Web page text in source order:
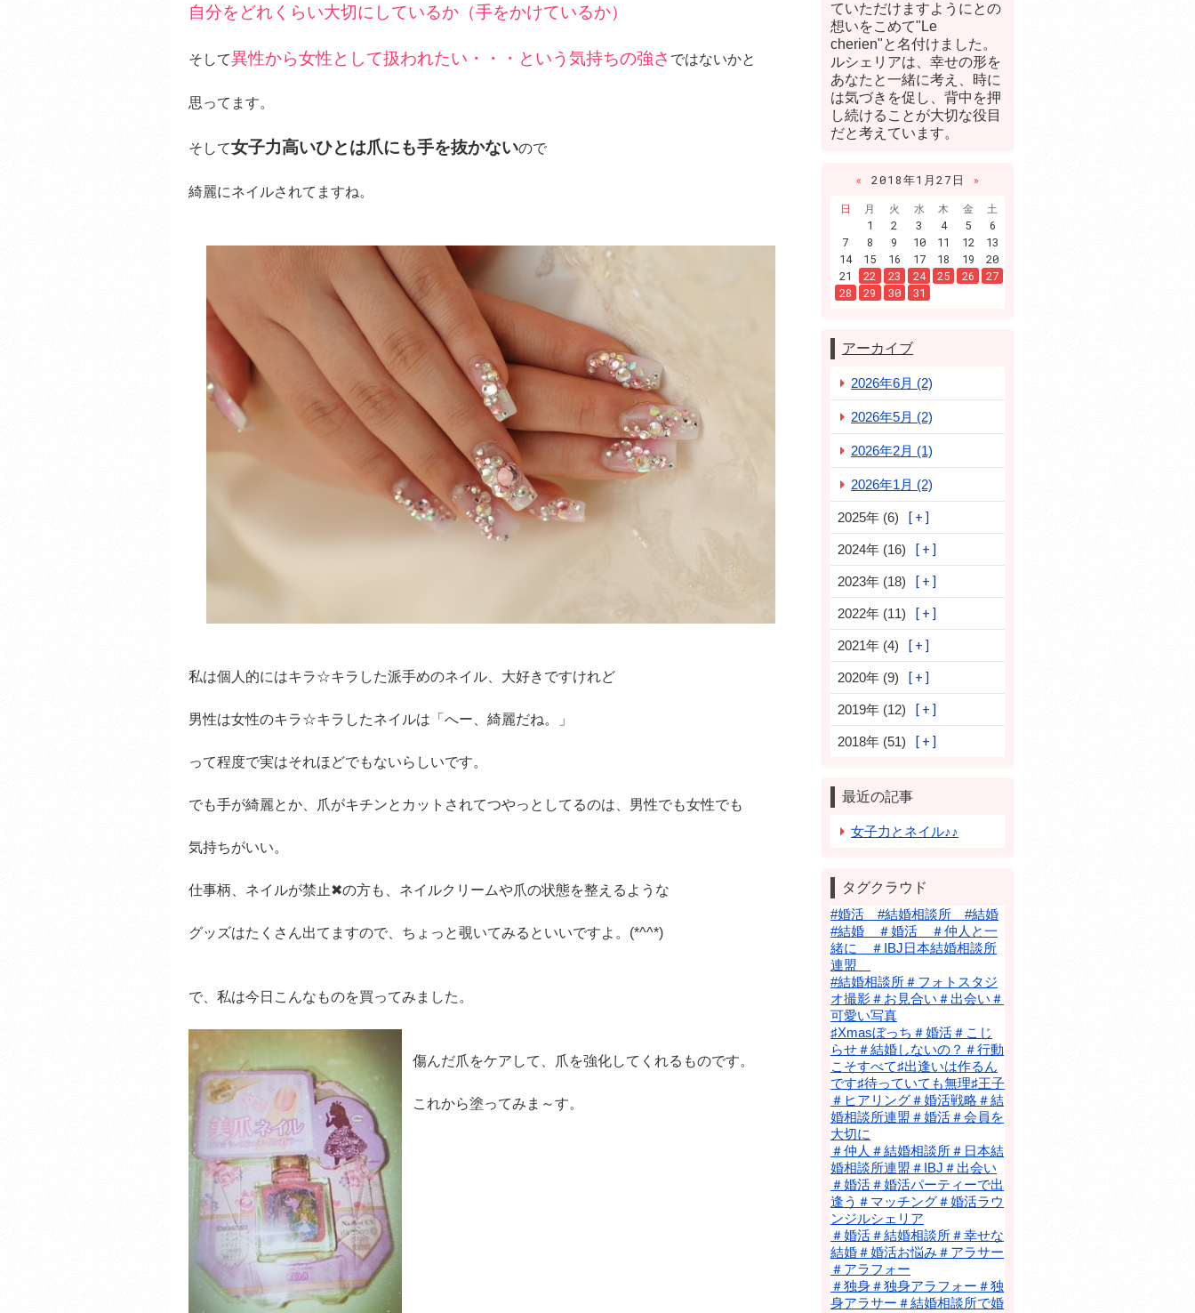
自分をどれくらい大切にしているか（手をかけているか）
そして異性から女性として扱われたい・・・という気持ちの強さ ではないかと
思ってます。
そして女子力高いひとは爪にも手を抜かないので
綺麗にネイルされてますね。
私は個人的にはキラ☆キラした派手めのネイル、大好きですけれど
男性は女性のキラ☆キラしたネイルは「へー、綺麗だね。」
って程度で実はそれほどでもないらしいです。
でも手が綺麗とか、爪がキチンとカットされてつやっとしてるのは、男性でも女性でも
気持ちがいい。
仕事柄、ネイルが禁止✖の方も、ネイルクリームや爪の状態を整えるような
グッズはたくさん出てますので、ちょっと覗いてみるといいですよ。(*^^*)
で、私は今日こんなものを買ってみました。
傷んだ爪をケアして、爪を強化してくれるものです。
これから塗ってみま～す。
ていただけますようにとの
想いをこめて"Le
cherien"と名付けました。
ルシェリアは、幸せの形を
あなたと一緒に考え、時に
は気づきを促し、背中を押
し続けることが大切な役目
だと考えています。
« 2018年1月27日
»
日
月 火 水 木 金
土
1
2 3 4 5
6
7
8 9 10 11 12
13
14
15 16 17 18 19
20
21
22 23 24 25 26
27
28
29 30 31
アーカイブ
2026年6月 (2)
2026年5月 (2)
2026年2月 (1)
2026年1月 (2)
2025年 (6)
2024年 (16)
2023年 (18)
2022年 (11)
2021年 (4)
2020年 (9)
2019年 (12)
2018年 (51)
最近の記事
女子力とネイル♪♪
タグクラウド
#婚活 #結婚相談所 #結婚
#結婚 ＃婚活 ＃仲人と一
緒に ＃IBJ日本結婚相談所
連盟
#結婚相談所＃フォトスタジ
オ撮影＃お見合い＃出会い＃
可愛い写真
♯Xmasぼっち＃婚活＃こじ
らせ＃結婚しないの？＃行動
こそすべて♯出逢いは作るん
です♯待っていても無理♯王子
＃ヒアリング＃婚活戦略＃結
婚相談所連盟＃婚活＃会員を
大切に
＃仲人＃結婚相談所＃日本結
婚相談所連盟＃IBJ＃出会い
＃婚活＃婚活パーティーで出
逢う＃マッチング＃婚活ラウ
ンジルシェリア
＃婚活＃結婚相談所＃幸せな
結婚＃婚活お悩み＃アラサー
＃アラフォー
＃独身＃独身アラフォー＃独
身アラサー＃結婚相談所で婚